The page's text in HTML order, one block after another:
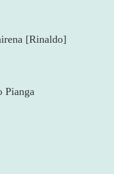
[Rinaldo]
Pianga